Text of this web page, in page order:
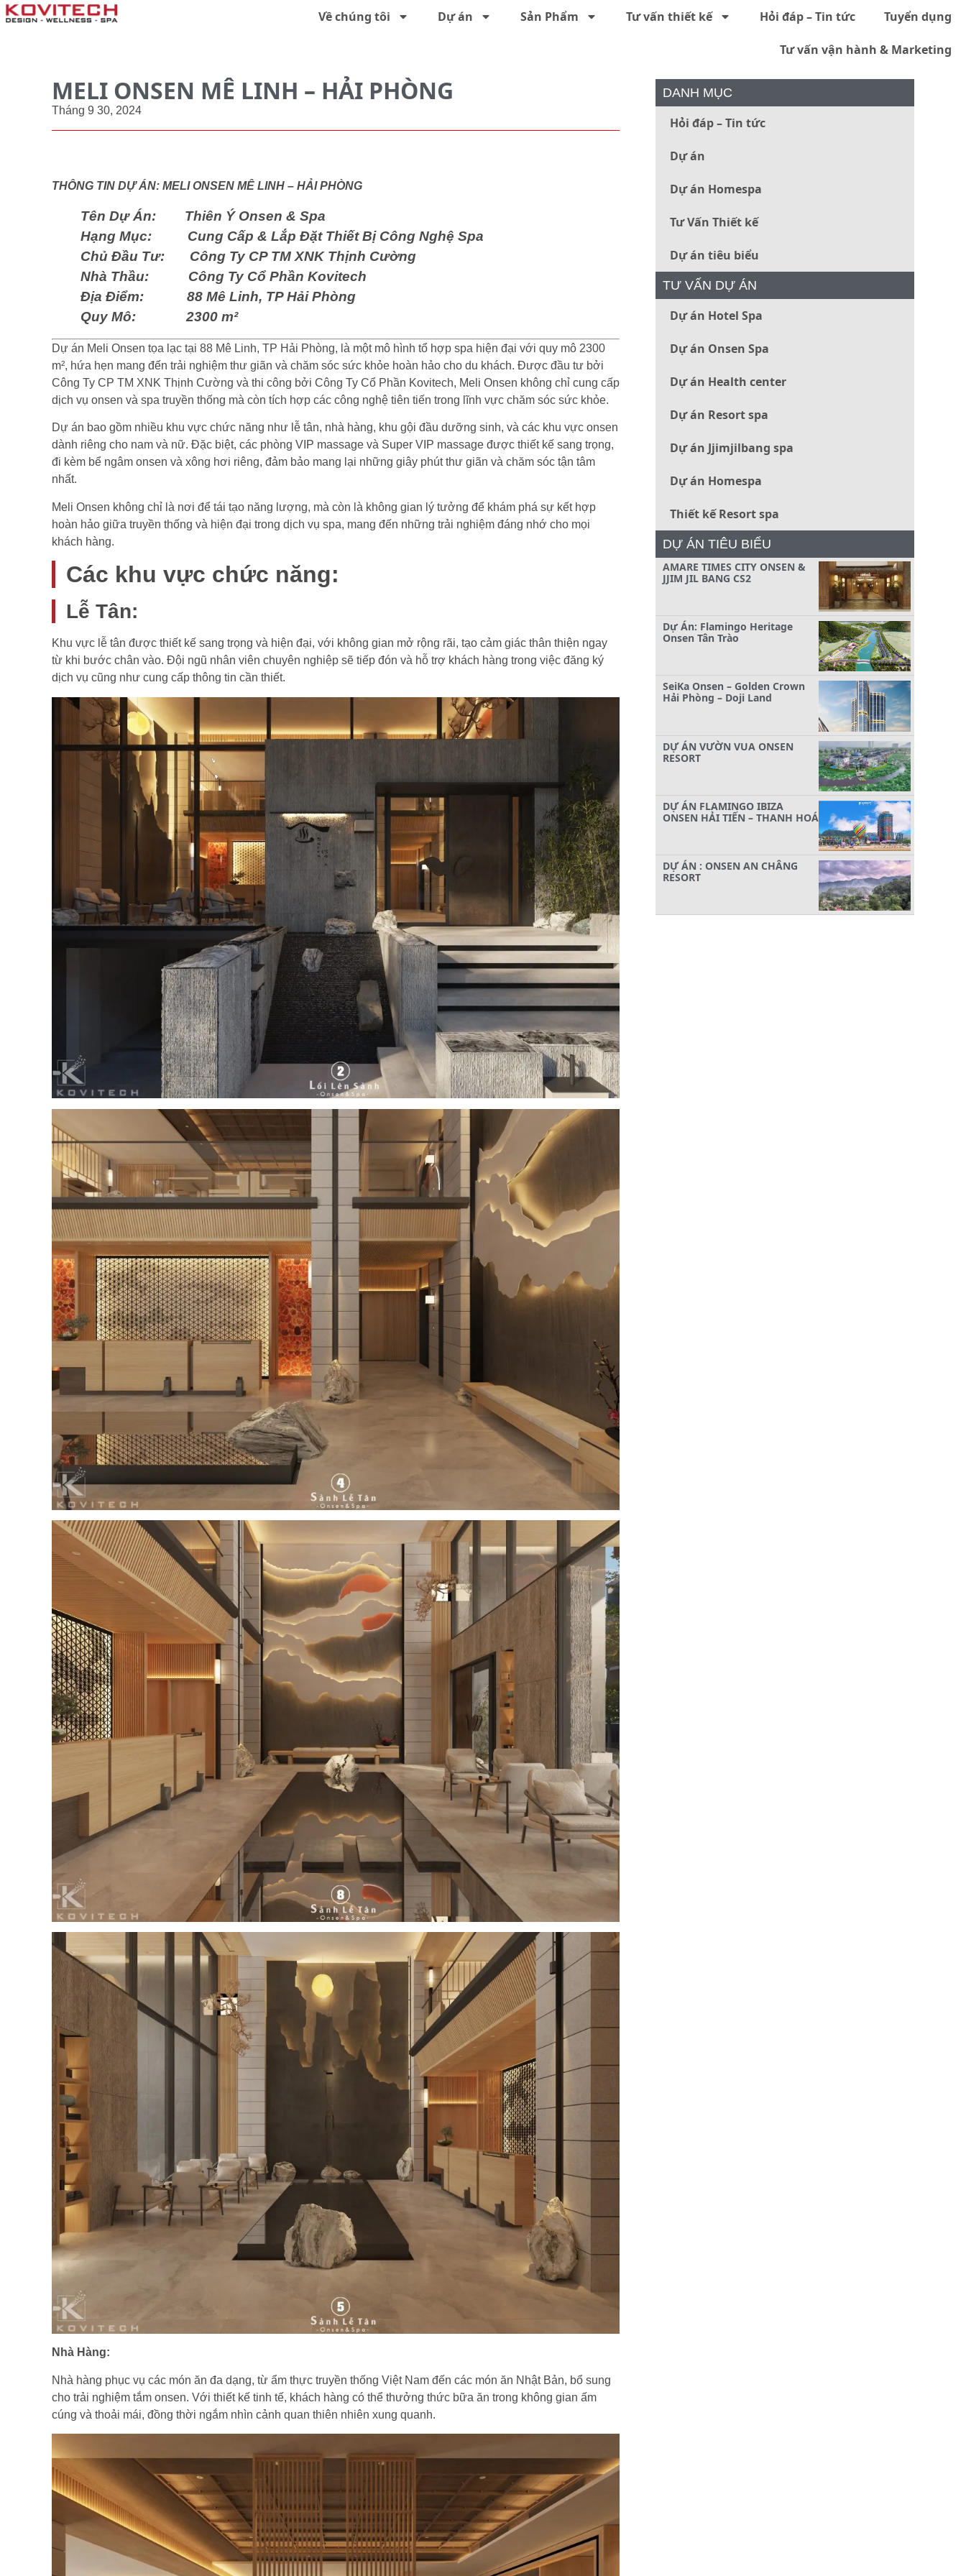
Về chúng tôi Dự án Sản Phẩm Tư vấn thiết kế Hỏi đáp – Tin tức Tuyển dụng
Tư vấn vận hành & Marketing
MELI ONSEN MÊ LINH – HẢI PHÒNG
Tháng 9 30, 2024
THÔNG TIN DỰ ÁN: MELI ONSEN MÊ LINH – HẢI PHÒNG
Tên Dự Án: Thiên Ý Onsen & Spa
Hạng Mục: Cung Cấp & Lắp Đặt Thiết Bị Công Nghệ Spa
Chủ Đầu Tư: Công Ty CP TM XNK Thịnh Cường
Nhà Thầu: Công Ty Cổ Phần Kovitech
Địa Điểm: 88 Mê Linh, TP Hải Phòng
Quy Mô: 2300 m²
Dự án Meli Onsen tọa lạc tại 88 Mê Linh, TP Hải Phòng, là một mô hình tổ hợp spa hiện đại với quy mô 2300
m², hứa hẹn mang đến trải nghiệm thư giãn và chăm sóc sức khỏe hoàn hảo cho du khách. Được đầu tư bởi
Công Ty CP TM XNK Thịnh Cường và thi công bởi Công Ty Cổ Phần Kovitech, Meli Onsen không chỉ cung cấp
dịch vụ onsen và spa truyền thống mà còn tích hợp các công nghệ tiên tiến trong lĩnh vực chăm sóc sức khỏe.
Dự án bao gồm nhiều khu vực chức năng như lễ tân, nhà hàng, khu gội đầu dưỡng sinh, và các khu vực onsen
dành riêng cho nam và nữ. Đặc biệt, các phòng VIP massage và Super VIP massage được thiết kế sang trọng,
đi kèm bể ngâm onsen và xông hơi riêng, đảm bảo mang lại những giây phút thư giãn và chăm sóc tận tâm
nhất.
Meli Onsen không chỉ là nơi để tái tạo năng lượng, mà còn là không gian lý tưởng để khám phá sự kết hợp
hoàn hảo giữa truyền thống và hiện đại trong dịch vụ spa, mang đến những trải nghiệm đáng nhớ cho mọi
khách hàng.
Các khu vực chức năng:
Lễ Tân:
Khu vực lễ tân được thiết kế sang trọng và hiện đại, với không gian mở rộng rãi, tạo cảm giác thân thiện ngay
từ khi bước chân vào. Đội ngũ nhân viên chuyên nghiệp sẽ tiếp đón và hỗ trợ khách hàng trong việc đăng ký
dịch vụ cũng như cung cấp thông tin cần thiết.
Nhà Hàng:
Nhà hàng phục vụ các món ăn đa dạng, từ ẩm thực truyền thống Việt Nam đến các món ăn Nhật Bản, bổ sung
cho trải nghiệm tắm onsen. Với thiết kế tinh tế, khách hàng có thể thưởng thức bữa ăn trong không gian ấm
cúng và thoải mái, đồng thời ngắm nhìn cảnh quan thiên nhiên xung quanh.
DANH MỤC
Hỏi đáp – Tin tức
Dự án
Dự án Homespa
Tư Vấn Thiết kế
Dự án tiêu biểu
TƯ VẤN DỰ ÁN
Dự án Hotel Spa
Dự án Onsen Spa
Dự án Health center
Dự án Resort spa
Dự án Jjimjilbang spa
Dự án Homespa
Thiết kế Resort spa
DỰ ÁN TIÊU BIỂU
AMARE TIMES CITY ONSEN &
JJIM JIL BANG CS2
Dự Án: Flamingo Heritage
Onsen Tân Trào
SeiKa Onsen – Golden Crown
Hải Phòng – Doji Land
DỰ ÁN VƯỜN VUA ONSEN
RESORT
DỰ ÁN FLAMINGO IBIZA
ONSEN HẢI TIẾN – THANH HOÁ
DỰ ÁN : ONSEN AN CHÂNG
RESORT